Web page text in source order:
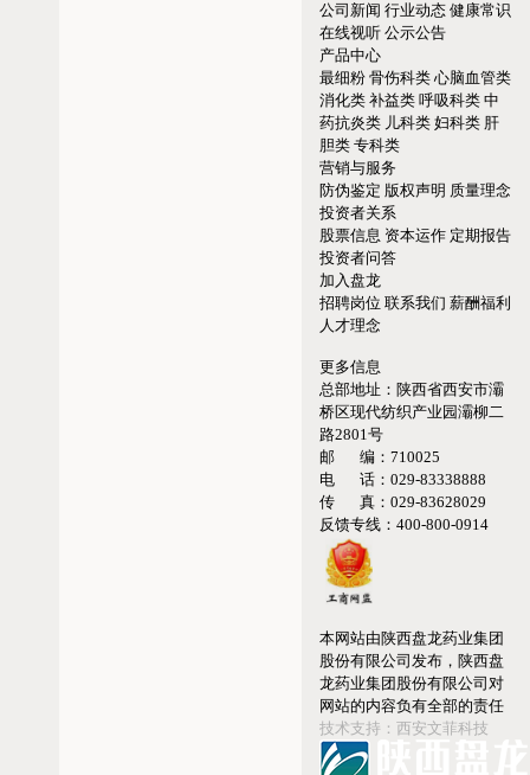
公司新闻 行业动态 健康常识
在线视听 公示公告
产品中心
最细粉 骨伤科类 心脑血管类
消化类 补益类 呼吸科类 中
药抗炎类 儿科类 妇科类 肝
胆类 专科类
营销与服务
防伪鉴定 版权声明 质量理念
投资者关系
股票信息 资本运作 定期报告
投资者问答
加入盘龙
招聘岗位 联系我们 薪酬福利
人才理念
更多信息
总部地址： 陕西省西安市灞
桥区现代纺织产业园灞柳二
路2801号
邮 编： 710025
电 话： 029-83338888
传 真： 029-83628029
反馈专线： 400-800-0914
本网站由陕西盘龙药业集团
股份有限公司发布，陕西盘
龙药业集团股份有限公司对
网站的内容负有全部的责任
技术支持：西安文菲科技